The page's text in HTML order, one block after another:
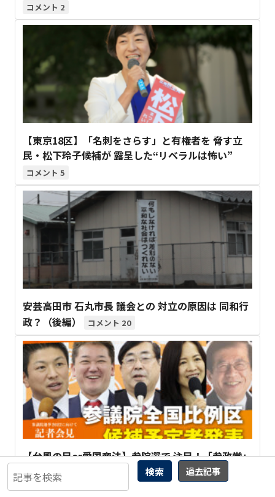
検索 過去記事
2
【東京18区】「名刺をさらす」と有権者を 脅す立
民・松下玲子候補が 露呈した“リベラルは怖い”
5
安芸高田市 石丸市長 議会との 対立の原因は 同和行
政？（後編）
20
【台風の目or愛国商法】参院選で 注目！「参政党」
は“会いに行ける オンラインサロン”